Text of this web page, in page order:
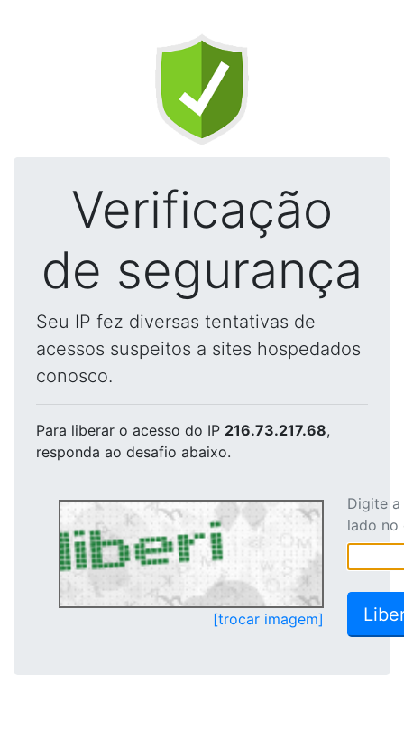
Verificação
de segurança
Seu IP fez diversas tentativas de
acessos suspeitos a sites hospedados
conosco.
Para liberar o acesso do IP 216.73.217.68,
responda ao desafio abaixo.
[trocar imagem]
Digite
lado no